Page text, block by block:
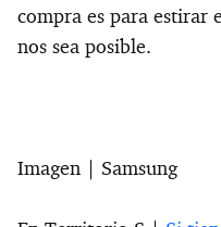
compra es para estirar
nos sea posible.
Imagen | Samsung